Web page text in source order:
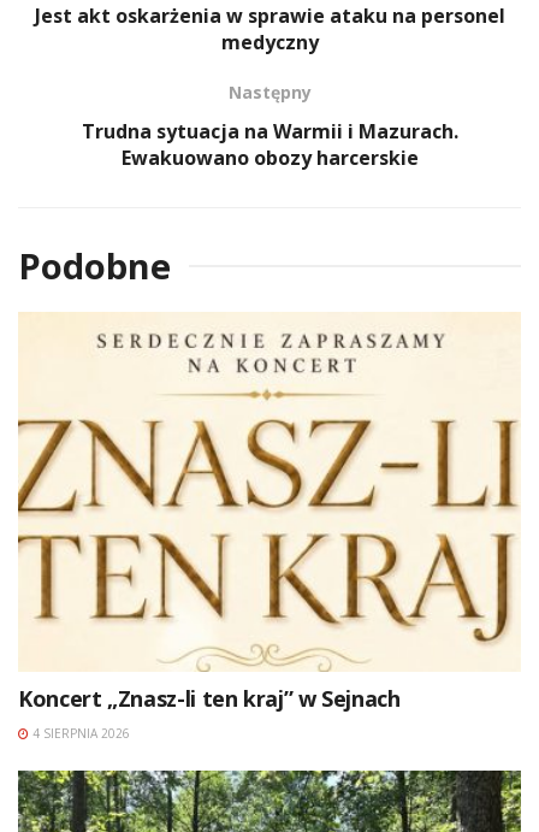
Jest akt oskarżenia w sprawie ataku na personel
medyczny
Następny
Trudna sytuacja na Warmii i Mazurach.
Ewakuowano obozy harcerskie
Podobne
Koncert „Znasz-li ten kraj” w Sejnach
4 SIERPNIA 2026